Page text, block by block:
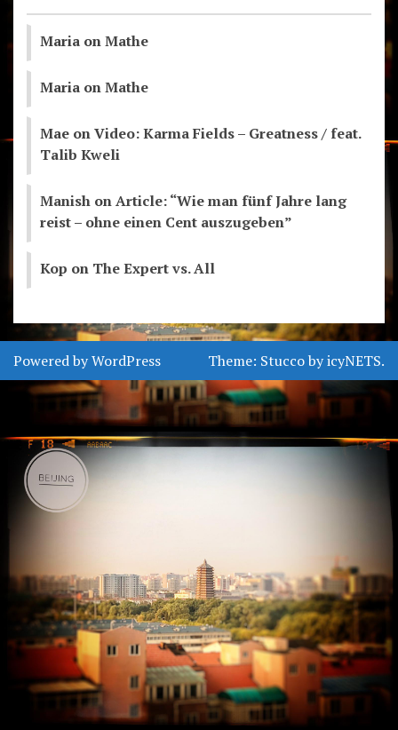
Maria onMathe
Maria onMathe
Mae onVideo: Karma Fields – Greatness / feat.
Talib Kweli
Manish onArticle: “Wie man fünf Jahre lang
reist – ohne einen Cent auszugeben”
Kop on The Expert vs. All
Powered by WordPress Theme: StuccobyicyNETS.